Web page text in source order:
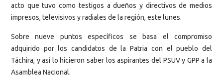
acto que tuvo como testigos a dueños y directivos de medios
impresos, televisivos y radiales de la región, este lunes.
Sobre nueve puntos específicos se basa el compromiso
adquirido por los candidatos de la Patria con el pueblo del
Táchira, y así lo hicieron saber los aspirantes del PSUV y GPP a la
Asamblea Nacional.